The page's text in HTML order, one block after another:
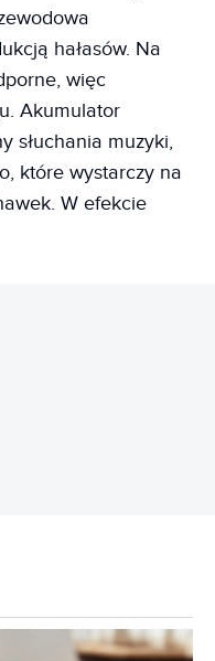
hałasów. Na
więc
Akumulator
słuchania muzyki,
które wystarczy na
W efekcie